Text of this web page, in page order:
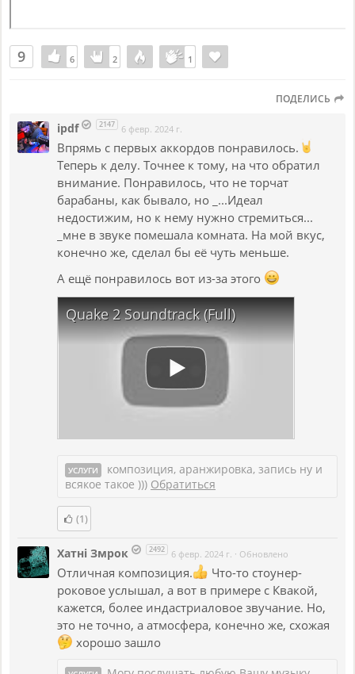
9 6
6 2
2 11
ПОДЕЛИСЬ
ipdf 2147 6 февр. 2024 г.
Впрямь с первых аккордов понравилось.
Теперь к делу. Точнее к тому, на что обратил
внимание. Понравилось, что не торчат
барабаны, как бывало, но _...Идеал
недостижим, но к нему нужно стремиться...
_мне в звуке помешала комната. На мой вкус,
конечно же, сделал бы её чуть меньше.
А ещё понравилось вот из-за этого
Quake 2 Soundtrack (Full)
УСЛУГИ
композиция, аранжировка, запись ну и
всякое такое ))) Обратиться
(1)
Хатнi Змрок 2492 6 февр. 2024 г. · Обновлено
Отличная композиция.
Что-то стоунер-
роковое услышал, а вот в примере с Квакой,
кажется, более индастриаловое звучание. Но,
это не точно, а атмосфера, конечно же, схожая
хорошо зашло